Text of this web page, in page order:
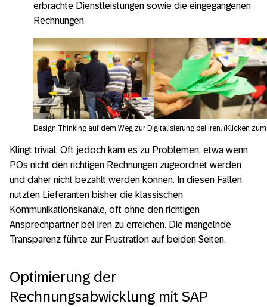
erbrachte Dienstleistungen sowie die eingegangenen
Rechnungen.
Design Thinking auf dem Weg zur Digitalisierung bei Iren. (Klicken zum
Klingt trivial. Oft jedoch kam es zu Problemen, etwa wenn
POs nicht den richtigen Rechnungen zugeordnet werden
und daher nicht bezahlt werden können. In diesen Fällen
nutzten Lieferanten bisher die klassischen
Kommunikationskanäle, oft ohne den richtigen
Ansprechpartner bei Iren zu erreichen. Die mangelnde
Transparenz führte zur Frustration auf beiden Seiten.
Optimierung der
Rechnungsabwicklung mit SAP